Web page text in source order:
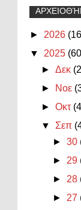
► 2026
▼ 2025
►Δεκ
►
Νοε
►Οκτ
▼ Σεπ
►30
► 29
► 28
► 27